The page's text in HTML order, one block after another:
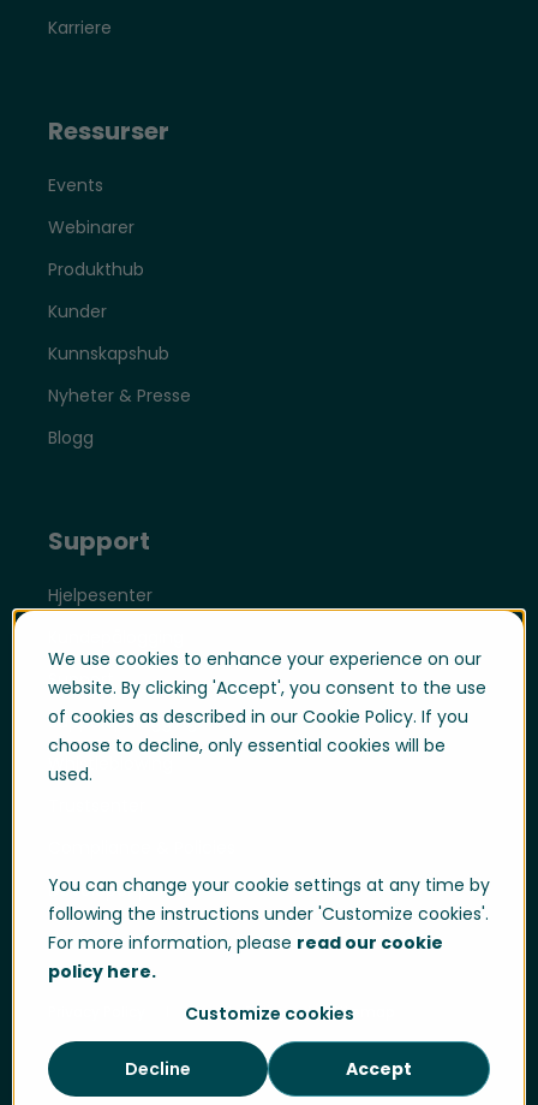
We use cookies to enhance your experience on our
website. By clicking 'Accept', you consent to the use
of cookies as described in our Cookie Policy. If you
choose to decline, only essential cookies will be
used.
You can change your cookie settings at any time by
following the instructions under 'Customize cookies'.
For more information, please read our cookie
policy here.
Customize cookies
Accept
Decline
Karriere
Ressurser
Events
Webinarer
Produkthub
Kunder
Kunnskapshub
Nyheter & Presse
Blogg
Support
Hjelpesenter
Support
Supportpålogging
Whistleblowing
Developer portal
Cookie Policy Sitemap